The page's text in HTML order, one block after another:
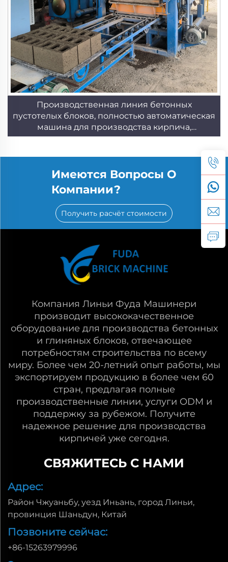
Производственная линия бетонных
пустотелых блоков, полностью автоматическая
машина для производства кирпича,
производитель
Имеются Вопросы О
Компании?
Получить расчёт стоимости
Компания Линьи Фуда Машинери
производит высококачественное
оборудование для производства бетонных
и глиняных блоков, отвечающее
потребностям строительства по всему
миру. Более чем 20-летний опыт работы, мы
экспортируем продукцию в более чем 60
стран, предлагая полные
производственные линии, услуги ODM и
поддержку за рубежом. Получите
надежное решение для производства
кирпичей уже сегодня.
СВЯЖИТЕСЬ С НАМИ
Адрес:
Район Чжуаньбу, уезд Иньань, город Линьи,
провинция Шаньдун, Китай
Позвоните сейчас:
+86-15263979996